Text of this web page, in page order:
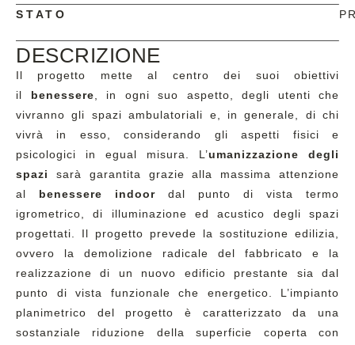
STATO
DESCRIZIONE
Il progetto mette al centro dei suoi obiettivi
il benessere, in ogni suo aspetto, degli utenti che
vivranno gli spazi ambulatoriali e, in generale, di chi
vivrà in esso, considerando gli aspetti fisici e
psicologici in egual misura. L’umanizzazione degli
spazi
sarà garantita grazie alla massima attenzione
al benessere indoor dal punto di vista termo
igrometrico, di illuminazione ed acustico degli spazi
progettati. Il progetto prevede la sostituzione edilizia,
ovvero la demolizione radicale del fabbricato e la
realizzazione di un nuovo edificio prestante sia dal
punto di vista funzionale che energetico. L’impianto
planimetrico del progetto è caratterizzato da una
sostanziale riduzione della superficie coperta con